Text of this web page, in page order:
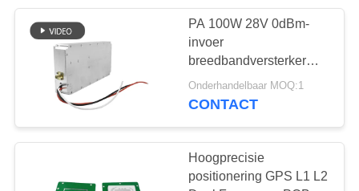
Unidirectionele
versterker
15
12
PA 100W 28V 0dBm-
invoer
breedbandversterkermodule
voor
signaalcommunicatie
Onderhandelbaar MOQ:1
CONTACT
Hoogprecisie
positionering GPS L1 L2